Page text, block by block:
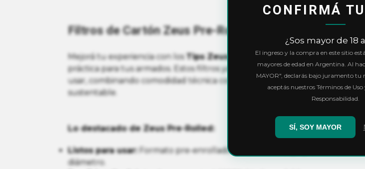
Filtros de Cartón Zeus Pre-Rolled (35 unidades)
Mejorá tu experiencia con los Tips Zeus Pre-Rolled, la solución más
práctica para tus armados. Estos filtros ya vienen enrollados, listos para
usar, combinando comodidad técnica con un compromiso
sustentable.
Lo destacado de Zeus Pre-Rolled:
Listos para usar: Formato pre-enrollado de 2 cm de largo y 8 mm de
diámetro.
CONFIRMÁ
¿Sos mayor de 18
El ingreso y la compra en este sitio
mayores de edad en Argentina. Al
MAYOR", declarás bajo juramento tu
aceptás nuestros Términos de Uso
Responsabilidad.
SÍ, SOY MAYOR